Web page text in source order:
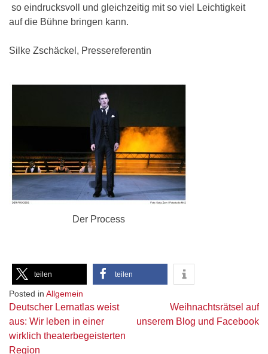
so eindrucksvoll und gleichzeitig mit so viel Leichtigkeit
auf die Bühne bringen kann.
Silke Zschäckel, Pressereferentin
Der Process
teilen teilen
Posted in Allgemein
Beitragsnavigation
Deutscher Lernatlas weist
aus: Wir leben in einer
wirklich theaterbegeisterten
Region
Weihnachtsrätsel auf
unserem Blog und Facebook